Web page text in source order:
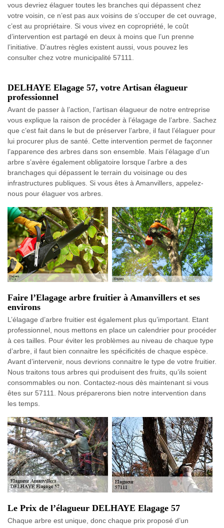
vous devriez élaguer toutes les branches qui dépassent chez
votre voisin, ce n’est pas aux voisins de s’occuper de cet ouvrage,
c’est au propriétaire. Si vous vivez en copropriété, le coût
d’intervention est partagé en deux à moins que l’un prenne
l’initiative. D’autres règles existent aussi, vous pouvez les
consulter chez votre municipalité 57111.
DELHAYE Elagage 57, votre Artisan élagueur
professionnel
Avant de passer à l’action, l’artisan élagueur de notre entreprise
vous explique la raison de procéder à l’élagage de l’arbre. Sachez
que c’est fait dans le but de préserver l’arbre, il faut l’élaguer pour
lui procurer plus de santé. Cette intervention permet de façonner
l’apparence des arbres dans son ensemble. Mais l’élagage d’un
arbre s’avère également obligatoire lorsque l’arbre a des
branchages qui dépassent le terrain du voisinage ou des
infrastructures publiques. Si vous êtes à Amanvillers, appelez-
nous pour élaguer vos arbres.
Faire l’Elagage arbre fruitier à Amanvillers et ses
environs
L’élagage d’arbre fruitier est également plus qu’important. Etant
professionnel, nous mettons en place un calendrier pour procéder
à ces tailles. Pour éviter les problèmes au niveau de chaque type
d’arbre, il faut bien connaitre les spécificités de chaque espèce.
Avant d’intervenir, nous devrions connaitre le type de votre fruitier.
Nous traitons tous arbres qui produisent des fruits, qu’ils soient
consommables ou non. Contactez-nous dès maintenant si vous
êtes sur 57111. Nous préparerons bien notre intervention dans
les temps.
Le Prix de l’élagueur DELHAYE Elagage 57
Chaque arbre est unique, donc chaque prix proposé d’un